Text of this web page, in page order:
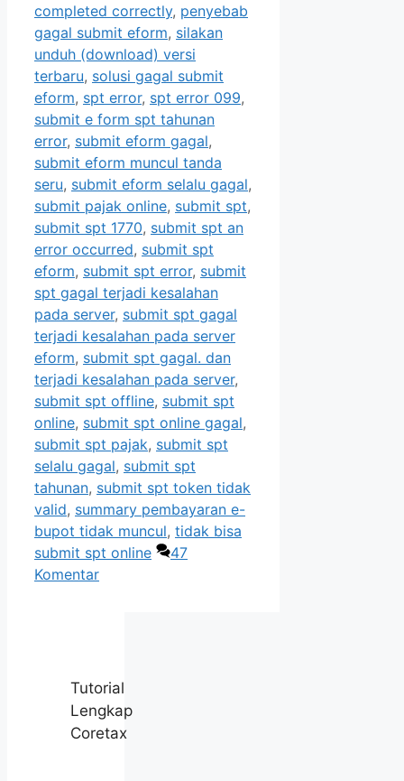
completed correctly, penyebab
gagal submit eform, silakan
unduh (download) versi
terbaru, solusi gagal submit
eform, spt error, spt error 099,
submit e form spt tahunan
error, submit eform gagal,
submit eform muncul tanda
seru, submit eform selalu gagal,
submit pajak online, submit spt,
submit spt 1770, submit spt an
error occurred, submit spt
eform, submit spt error, submit
spt gagal terjadi kesalahan
pada server, submit spt gagal
terjadi kesalahan pada server
eform, submit spt gagal. dan
terjadi kesalahan pada server,
submit spt offline, submit spt
online, submit spt online gagal,
submit spt pajak, submit spt
selalu gagal, submit spt
tahunan, submit spt token tidak
valid, summary pembayaran e-
bupot tidak muncul, tidak bisa
submit spt online
47
Komentar
Tutorial
Lengkap
Coretax